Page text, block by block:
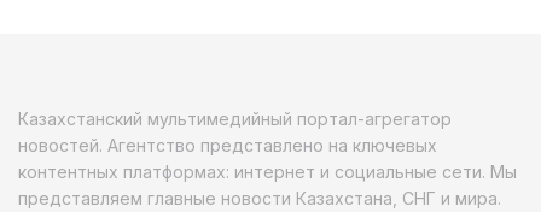
Казахстанский мультимедийный портал-агрегатор
новостей. Агентство представлено на ключевых
контентных платформах: интернет и социальные сети. Мы
представляем главные новости Казахстана, СНГ и мира.